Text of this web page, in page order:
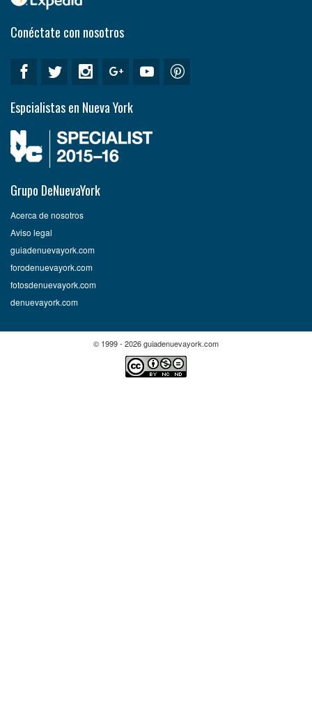
Conéctate con nosotros
Espcialistas en Nueva York
Grupo DeNuevaYork
Acerca de nosotros
Aviso legal
guiadenuevayork.com
forodenuevayork.com
fotosdenuevayork.com
denuevayork.com
© 1999 - 2026 guiadenuevayork.com